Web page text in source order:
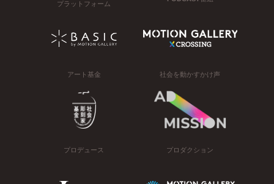
プラットフォーム
アート基金 社会を動かすかけ声
プロデュース プロダクション